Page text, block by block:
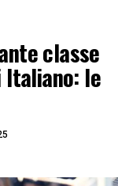
classe
Italiano: le